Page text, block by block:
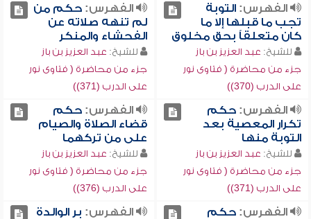
الفهرس:التوبة
تجب ما قبلها إلا ما
كان متعلقاً بحق مخلوق
للشيخ: عبد العزيز بن باز
جزء من محاضرة ( فتاوى نور
على الدرب (370))
الفهرس:حكم من
لم تنهه صلاته عن
الفحشاء والمنكر
للشيخ: عبد العزيز بن باز
جزء من محاضرة ( فتاوى نور
على الدرب (371))
الفهرس:حكم
تكرار المعصية بعد
التوبة منها
للشيخ: عبد العزيز بن باز
جزء من محاضرة ( فتاوى نور
على الدرب (371))
الفهرس:حكم
قضاء الصلاة والصيام
على من تركهما
للشيخ: عبد العزيز بن باز
جزء من محاضرة ( فتاوى نور
على الدرب (376))
الفهرس:حكم
الفهرس: بر الوالدة